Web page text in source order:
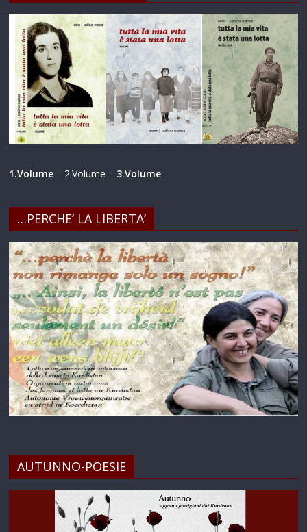
1.Volume – 2.Volume – 3.Volume
…PERCHE’ LA LIBERTA’
AUTUNNO-POESIE